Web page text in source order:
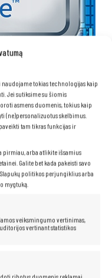
tokias technologijas kaip
Jei sutiksime su šiomis
asmens duomenis, tokius kaip
(ne)personalizuotus skelbimus.
tam tikras funkcijas ir
pirmiau, arba atlikite išsamius
Galite bet kada pakeisti savo
politikos perjungiklius arba
mygtuką.
veiksmingumo vertinimas,
vertinant statistikos
ribotus duomenis reklamai
Core i5-8500T“ šešių
net ir atliekant sudėtingas
Dėl mažos energijos
Lake“ architektūros,
ir energijos efektyvumo
iki sudėtingesnių
talpų) naudojimas užtikrina
efektyvų duomenų